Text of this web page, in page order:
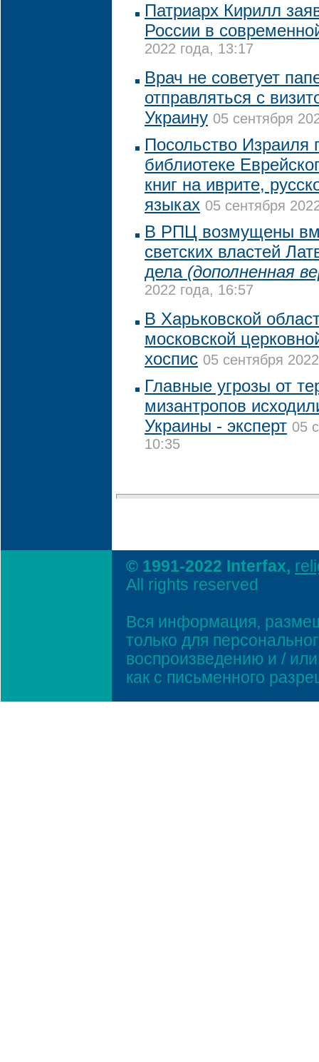
Патриарх Кирилл
России в
2022 года, 13:17
Врач не советует
отправляться с
Украину 05 сентября
Посольство Израиля
библиотеке
книг на иврите,
языках 05 сентября
В РПЦ возмущены
светских властей
дела (дополненная
2022 года, 16:57
В Харьковской
московской
хоспис 05 сентября
Главные угрозы от
мизантропов
Украины - эксперт 05
10:35
© 1991-2022 Interfax,
All rights reserved
Вся информация,
только для
воспроизведению и /
как с письменного